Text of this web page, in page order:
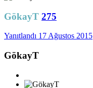
GökayT 275
Yanıtlandı 17 Ağustos 2015
GökayT